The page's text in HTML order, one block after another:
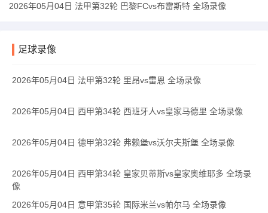
2026年05月04日 法甲第32轮 巴黎FCvs布雷斯特 全场录像
足球录像
2026年05月04日 法甲第32轮 里昂vs雷恩 全场录像
2026年05月04日 西甲第34轮 西班牙人vs皇家马德里 全场录像
2026年05月04日 德甲第32轮 弗赖堡vs沃尔夫斯堡 全场录像
2026年05月04日 西甲第34轮 皇家贝蒂斯vs皇家奥维耶多 全场录
像
2026年05月04日 意甲第35轮 国际米兰vs帕尔马 全场录像